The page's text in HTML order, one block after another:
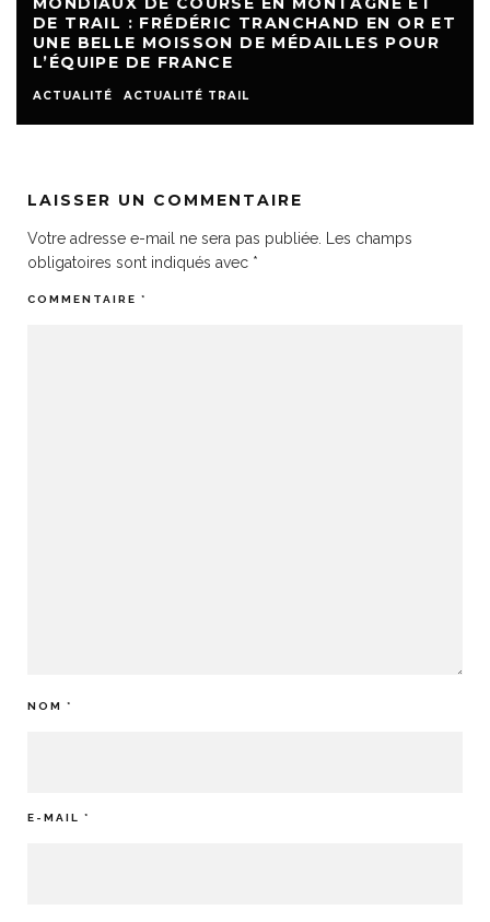
DE TRAIL : FRÉDÉRIC TRANCHAND EN OR ET
UNE BELLE MOISSON DE MÉDAILLES POUR
L’ÉQUIPE DE FRANCE
ACTUALITÉ ACTUALITÉ TRAIL
LAISSER UN COMMENTAIRE
Votre adresse e-mail ne sera pas publiée.
Les champs
obligatoires sont indiqués avec *
COMMENTAIRE *
NOM *
E-MAIL *